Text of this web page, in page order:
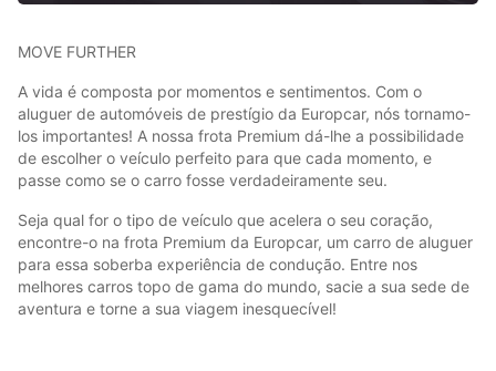
MOVE FURTHER
A vida é composta por momentos e sentimentos. Com o
aluguer de automóveis de prestígio da Europcar, nós tornamo-
los importantes! A nossa frota Premium dá-lhe a possibilidade
de escolher o veículo perfeito para que cada momento, e
passe como se o carro fosse verdadeiramente seu.
Seja qual for o tipo de veículo que acelera o seu coração,
encontre-o na frota Premium da Europcar, um carro de aluguer
para essa soberba experiência de condução. Entre nos
melhores carros topo de gama do mundo, sacie a sua sede de
aventura e torne a sua viagem inesquecível!